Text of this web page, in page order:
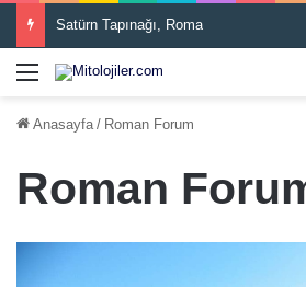
Satürn Tapınağı, Roma
Menü
Anasayfa / Roman Forum
Roman